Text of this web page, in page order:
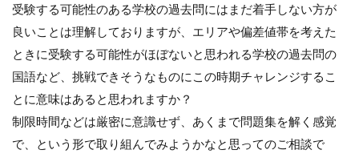
受験する可能性のある学校の過去問にはまだ着手しない方が
良いことは理解しておりますが、エリアや偏差値帯を考えた
ときに受験する可能性がほぼないと思われる学校の過去問の
国語など、挑戦できそうなものにこの時期チャレンジするこ
とに意味はあると思われますか？
制限時間などは厳密に意識せず、あくまで問題集を解く感覚
で、という形で取り組んでみようかなと思ってのご相談で